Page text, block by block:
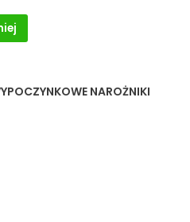
NAROŻNIKI